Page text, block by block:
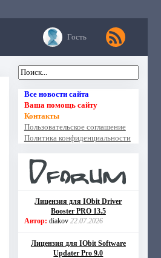
Гость
Все новости сайта
Ваша помощь сайту
Контакты
Пользовательское соглашение
Политика конфиденциальности
Лицензия для IObit Driver
Booster PRO 13.5
Автор: diakov 22.07.2026
Лицензия для IObit Software
Updater Pro 9.0